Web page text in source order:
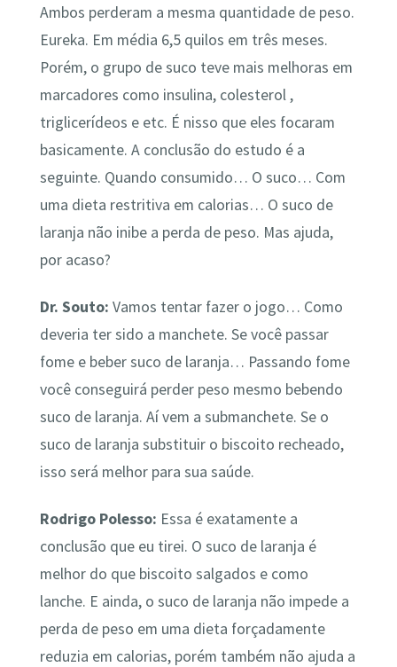
Ambos perderam a mesma quantidade de peso.
Eureka. Em média 6,5 quilos em três meses.
Porém, o grupo de suco teve mais melhoras em
marcadores como insulina, colesterol ,
triglicerídeos e etc. É nisso que eles focaram
basicamente. A conclusão do estudo é a
seguinte. Quando consumido… O suco… Com
uma dieta restritiva em calorias… O suco de
laranja não inibe a perda de peso. Mas ajuda,
por acaso?
Dr. Souto: Vamos tentar fazer o jogo… Como
deveria ter sido a manchete. Se você passar
fome e beber suco de laranja… Passando fome
você conseguirá perder peso mesmo bebendo
suco de laranja. Aí vem a submanchete. Se o
suco de laranja substituir o biscoito recheado,
isso será melhor para sua saúde.
Rodrigo Polesso: Essa é exatamente a
conclusão que eu tirei. O suco de laranja é
melhor do que biscoito salgados e como
lanche. E ainda, o suco de laranja não impede a
perda de peso em uma dieta forçadamente
reduzia em calorias, porém também não ajuda a